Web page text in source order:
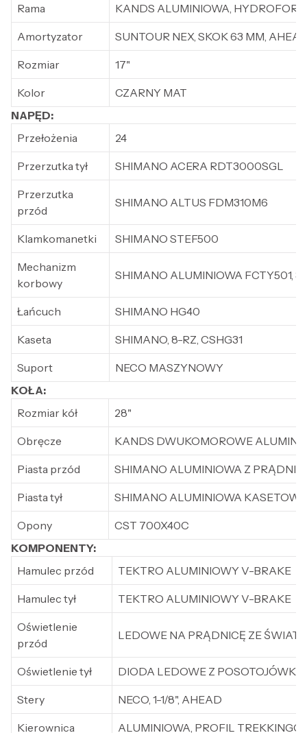
Rama
KANDS ALUMINIOWA,
Amortyzator SUNTOUR NEX, SKOK 63 MM,
Rozmiar 17"
Kolor
CZARNY MAT
NAPĘD:
Przełożenia
24
Przerzutka tył SHIMANO ACERA RDT3000SGL
Przerzutka
przód
SHIMANO ALTUS FDM310M6
Klamkomanetki SHIMANO STEF500
Mechanizm
korbowy
SHIMANO ALUMINIOWA FCTY501,
Łańcuch SHIMANO HG40
Kaseta SHIMANO, 8-RZ, CSHG31
Suport
NECO MASZYNOWY
KOŁA:
Rozmiar kół
28"
Obręcze KANDS DWUKOMOROWE
Piasta przód SHIMANO ALUMINIOWA Z
Piasta tył SHIMANO ALUMINIOWA
Opony
CST 700X40C
KOMPONENTY:
Hamulec przód
TEKTRO ALUMINIOWY V-BRAKE
Hamulec tył TEKTRO ALUMINIOWY V-BRAKE
Oświetlenie
przód
LEDOWE NA PRĄDNICĘ ZE
Oświetlenie tył DIODA LEDOWE Z POSOTOJÓWKĄ
Stery NECO, 1-1/8", AHEAD
Kierownica ALUMINIOWA, PROFIL